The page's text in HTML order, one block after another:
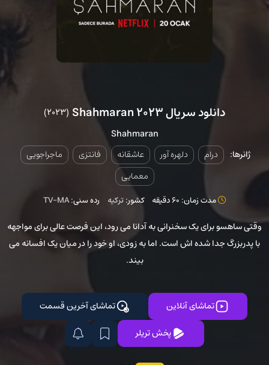
دانلود سریال Shahmaran 2023 (2023)
Shahmaran
ژانرها: درام دلهره آور عاشقانه فانتزی
ماجراجویی
معمایی
مدت زمان: 60 دقیقه کشور:ترکیه رده سنی:TV-MA
وقتی ساهسو برای یک سخنرانی به آدانا می رود، این فرصت عالی برای مواجهه
با پدربزرگ جدا شده اش است. اما به زودی، او خود را در میان یک افسانه می
بیند.
تماشای آنلاین
تماشای آخرین قسمت
پخش تریلر